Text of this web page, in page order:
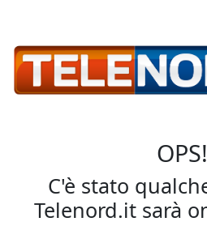
OPS!
C'è stato
Telenord.it sarà